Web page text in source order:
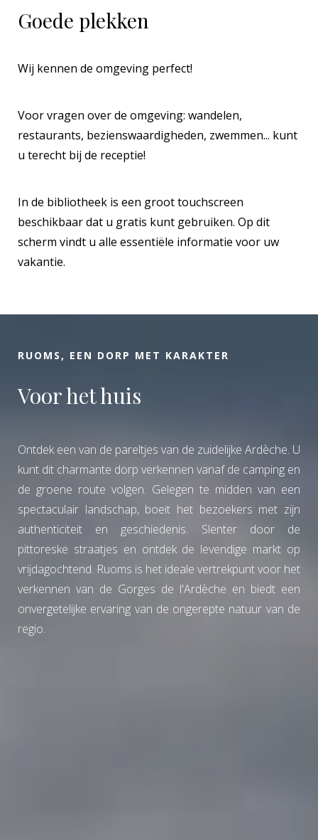
Goede plekken
Wij kennen de omgeving perfect!
Voor vragen over de omgeving: wandelen,
restaurants, bezienswaardigheden, zwemmen... kunt
u terecht bij de receptie!
In de bibliotheek is een groot touchscreen
beschikbaar dat u gratis kunt gebruiken. Op dit
scherm vindt u alle essentiële informatie voor uw
vakantie.
RUOMS, EEN DORP MET KARAKTER
Voor het huis
Ontdek een van de pareltjes van de zuidelijke Ardèche. U
kunt dit charmante dorp verkennen vanaf de camping en
de groene route volgen. Gelegen te midden van een
spectaculair landschap, boeit het bezoekers met zijn
authenticiteit en geschiedenis. Slenter door de
pittoreske straatjes en ontdek de levendige markt op
vrijdagochtend. Ruoms is het ideale vertrekpunt voor het
verkennen van de Gorges de l'Ardèche en biedt een
onvergetelijke ervaring van de ongerepte natuur van de
regio.